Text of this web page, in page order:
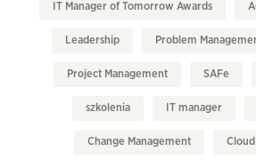
IT Manager of Tomorrow Awards
Leadership Problem
Project Management SAFe
szkolenia IT manager
Change Management